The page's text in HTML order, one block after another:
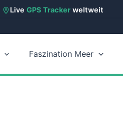
Live GPS Trackerweltweit
Faszination Meer